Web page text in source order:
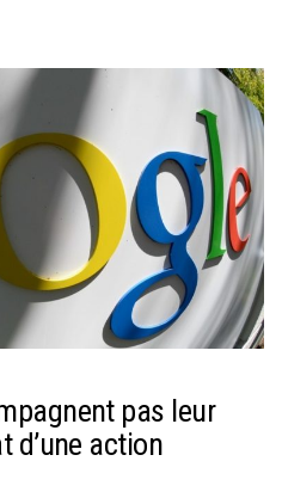
pas leur
d’une action